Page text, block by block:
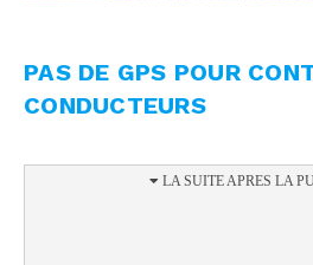
PAS DE GPS POUR
CONDUCTEURS